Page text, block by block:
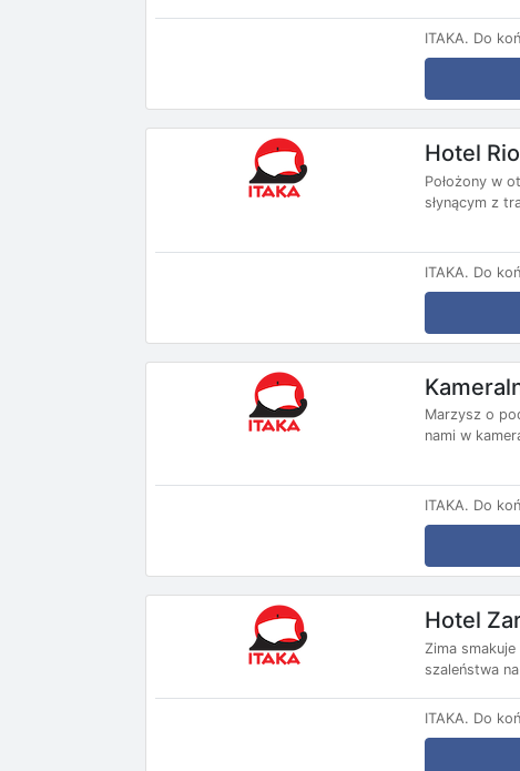
ITAKA. Do
Hotel
Położony w
słynącym z
ITAKA. Do
Marzysz o
nami w
ITAKA. Do
Hotel
Zima
szaleństwa
ITAKA. Do